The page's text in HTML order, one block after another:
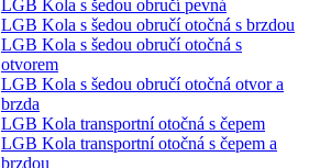
LGB Kola s šedou obručí pevná
LGB Kola s šedou obručí otočná s brzdou
LGB Kola s šedou obručí otočná s
otvorem
LGB Kola s šedou obručí otočná otvor a
brzda
LGB Kola transportní otočná s čepem
LGB Kola transportní otočná s čepem a
brzdou